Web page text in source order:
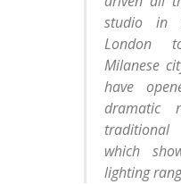
studio in
London
Milanese
have
dramatic
which
lighting